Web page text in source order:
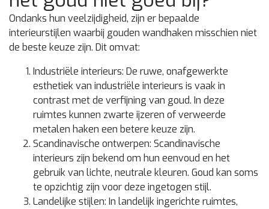
Ondanks hun veelzijdigheid, zijn er bepaalde
interieurstijlen waarbij gouden wandhaken misschien niet
de beste keuze zijn. Dit omvat:
Industriële interieurs: De ruwe, onafgewerkte
esthetiek van industriële interieurs is vaak in
contrast met de verfijning van goud. In deze
ruimtes kunnen zwarte ijzeren of verweerde
metalen haken een betere keuze zijn.
Scandinavische ontwerpen: Scandinavische
interieurs zijn bekend om hun eenvoud en het
gebruik van lichte, neutrale kleuren. Goud kan soms
te opzichtig zijn voor deze ingetogen stijl.
Landelijke stijlen: In landelijk ingerichte ruimtes,